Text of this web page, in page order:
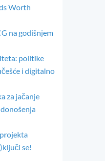
Worth
na godišnjem
politike
i digitalno
za jačanje
se!